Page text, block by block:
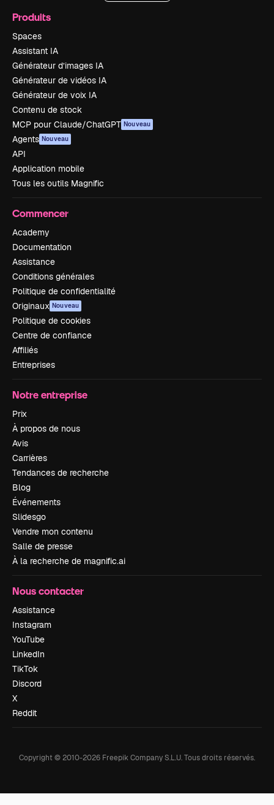
Produits
Spaces
Assistant IA
Générateur d’images IA
Générateur de vidéos IA
Générateur de voix IA
Contenu de stock
MCP pour Claude/ChatGPT Nouveau
Agents Nouveau
API
Application mobile
Tous les outils Magnific
Commencer
Academy
Documentation
Assistance
Conditions générales
Politique de confidentialité
Originaux Nouveau
Politique de cookies
Centre de confiance
Affiliés
Entreprises
Notre entreprise
Prix
À propos de nous
Avis
Carrières
Tendances de recherche
Blog
Événements
Slidesgo
Vendre mon contenu
Salle de presse
À la recherche de magnific.ai
Nous contacter
Assistance
Instagram
YouTube
LinkedIn
TikTok
Discord
X
Reddit
Copyright © 2010-2026 Freepik Company S.L.U.Tous droits réservés.